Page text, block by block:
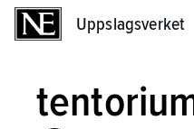
Uppslagsverket